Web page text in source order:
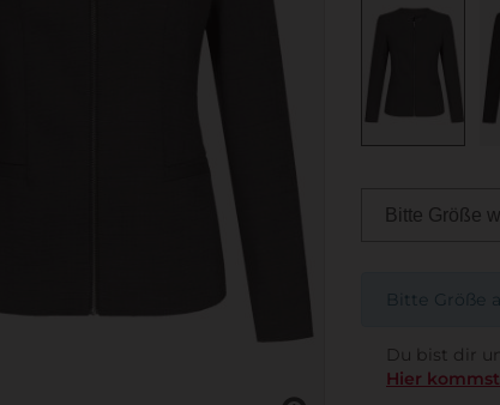
Bitte Größe
Du bist dir
Hier